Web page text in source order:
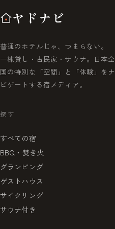
ヤドナビ
普通のホテルじゃ、つまらない。
一棟貸し・古民家・サウナ。日本全
国の特別な「空間」と「体験」をナ
ビゲートする宿メディア。
探す
すべての宿
BBQ・焚き火
グランピング
ゲストハウス
サイクリング
サウナ付き